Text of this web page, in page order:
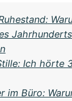
Ich hörte
im Büro: